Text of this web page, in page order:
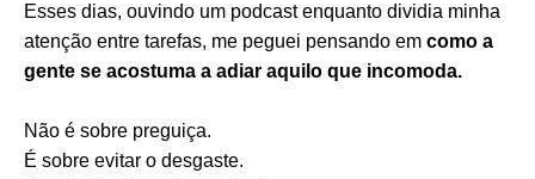
Esses dias, ouvindo um podcast enquanto dividia minha
atenção entre tarefas, me peguei pensando em como a
gente se acostuma a adiar aquilo que incomoda.
Não é sobre preguiça.
É sobre evitar o desgaste.